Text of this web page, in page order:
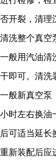
否开裂，清理
清洗整个真空
一般用汽油清
干即可。清洗
一般新真空泵
小时左右换油
后可适当延长
重新装配后应